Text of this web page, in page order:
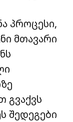
პროცესი,
მთავარი
გვაქვს
შედეგები